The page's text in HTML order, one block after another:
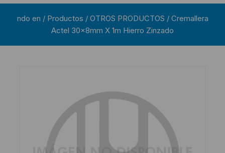
ndo en / Productos / OTROS PRODUCTOS / Cremallera
Actel 30x8mm X 1m Hierro Zinzado